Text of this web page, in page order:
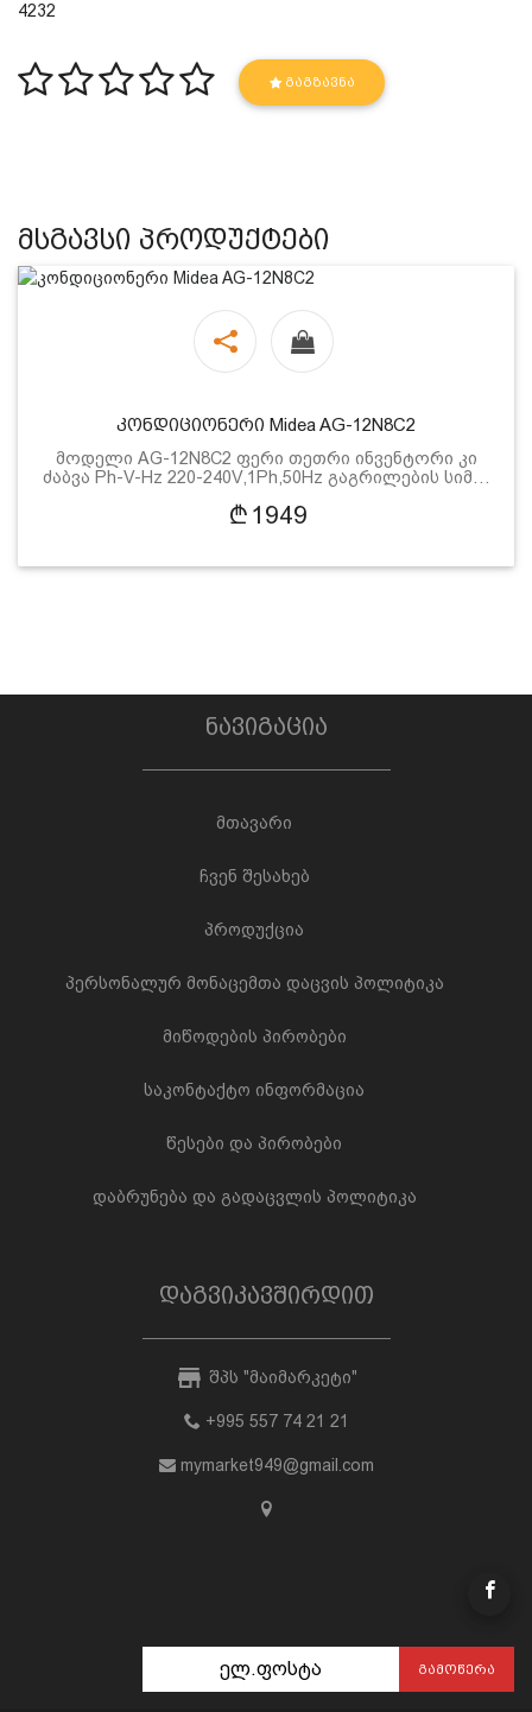
4232
ᲒᲐᲒᲖᲐᲕᲜᲐ
მსგავსი პროდუქტები
კონდიციონერი Midea AG-12N8C2
მოდელი AG-12N8C2 ფერი თეთრი ინვენტორი კი
ძაბვა Ph-V-Hz 220-240V,1Ph,50Hz გაგრილების სიმ…
1949
ნავიგაცია
მთავარი
ჩვენ შესახებ
პროდუქცია
პერსონალურ მონაცემთა დაცვის პოლიტიკა
მიწოდების პირობები
საკონტაქტო ინფორმაცია
წესები და პირობები
დაბრუნება და გადაცვლის პოლიტიკა
დაგვიკავშირდით
შპს "მაიმარკეტი"
+995 557 74 21 21
mymarket949@gmail.com
ᲒᲐᲛᲝᲬᲔᲠᲐ